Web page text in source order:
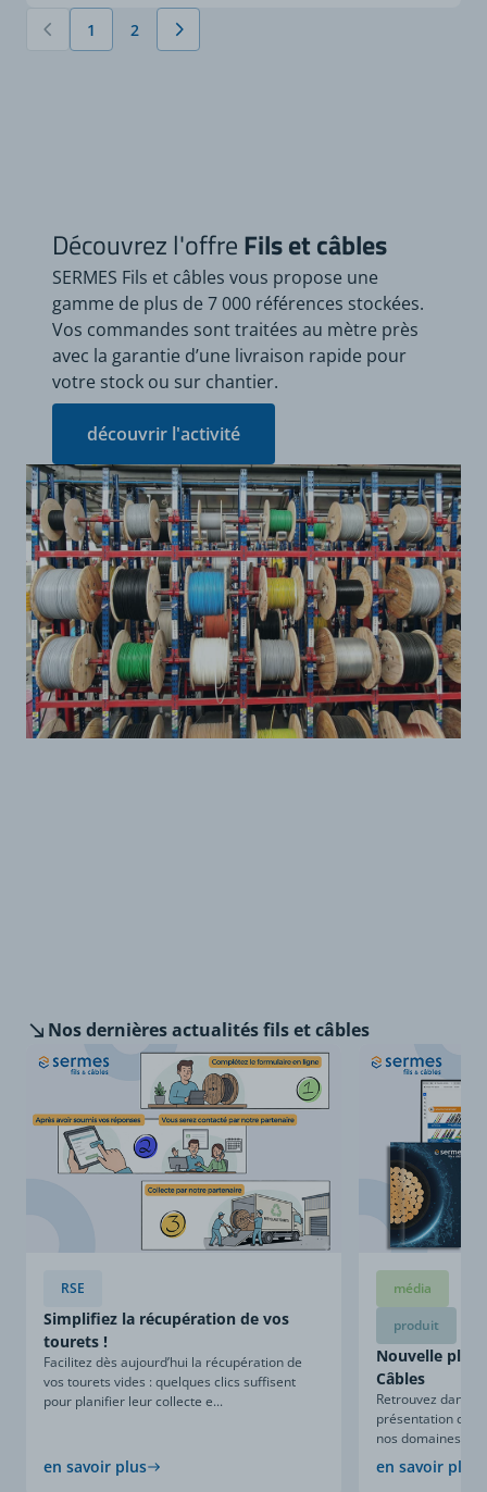
Vous lisez actuellement la page
1 Page
2
Découvrez l'offreFils et câbles
SERMES Fils et câbles vous propose une
gamme de plus de 7 000 références stockées.
Vos commandes sont traitées au mètre près
avec la garantie d’une livraison rapide pour
votre stock ou sur chantier.
découvrir l'activité
Nos dernièresactualités fils et câbles
RSE
Simplifiez la récupération de vos
tourets !
Facilitez dès aujourd’hui la récupération de
vos tourets vides : quelques clics suffisent
pour planifier leur collecte e...
en savoir plus
média
produit
Nouvelle
Câbles
Retrouvez dans
présentation
nos domaines
en savoir plus